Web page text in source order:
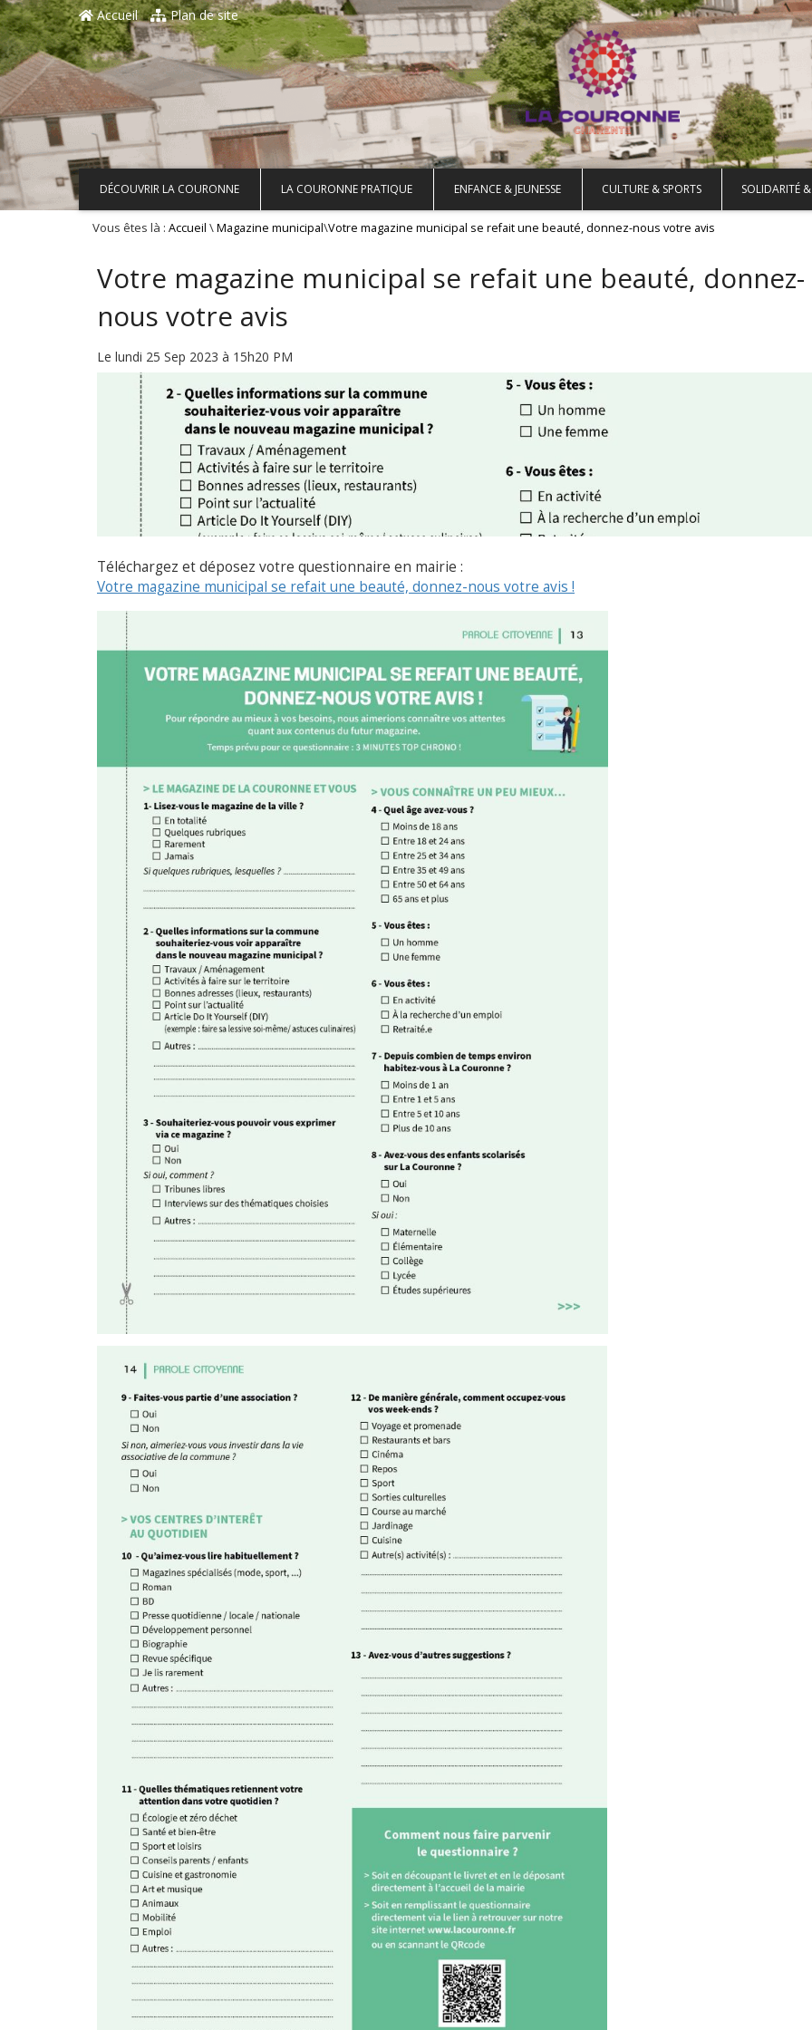
Aller au contenu principal
Accueil
Plan de site
DÉCOUVRIR LA COURONNE LA COURONNE PRATIQUE ENFANCE & JEUNESSE CULTURE & SPORTS SOLIDARITÉ
Vous êtes là : Accueil \Magazine municipal\Votre magazine municipal se refait une beauté, donnez-nous votre avis
Votre magazine municipal se refait une beauté, donnez-
nous votre avis
Le lundi 25 Sep 2023 à 15h20 PM
Téléchargez et déposez votre questionnaire en mairie :
Votre magazine municipal se refait une beauté, donnez-nous votre avis !